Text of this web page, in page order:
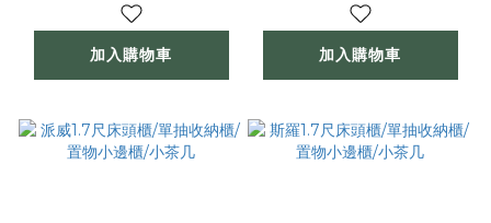
加入購物車 加入購物車